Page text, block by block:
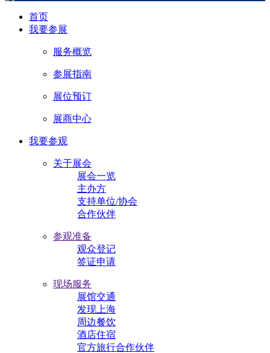
首页
我要参展
服务概览
参展指南
展位预订
展商中心
我要参观
关于展会
展会一览
主办方
支持单位/协会
合作伙伴
参观准备
观众登记
签证申请
现场服务
展馆交通
发现上海
周边餐饮
酒店住宿
官方旅行合作伙伴